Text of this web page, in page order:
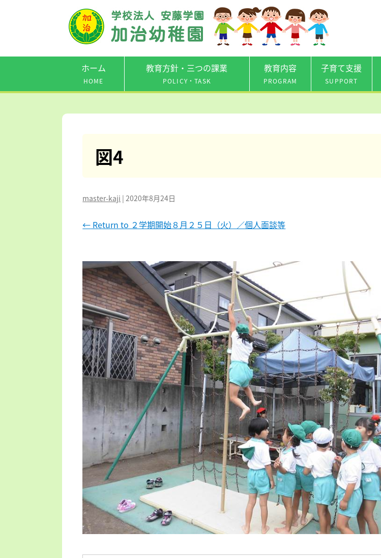
ホーム
HOME
教育方針・三つの課業
POLICY・TASK
教育内容
PROGRAM
子育て支援
SUPPORT
図4
master-kaji |2020年8月24日
← Return to ２学期開始８月２５日（火）／個人面談等